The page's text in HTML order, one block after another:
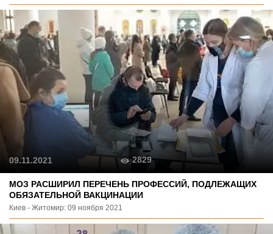
МОЗ РАСШИРИЛ ПЕРЕЧЕНЬ ПРОФЕССИЙ, ПОДЛЕЖАЩИХ
ОБЯЗАТЕЛЬНОЙ ВАКЦИНАЦИИ
Киев - Житомир: 09 ноября 2021
09.11.2021 2829